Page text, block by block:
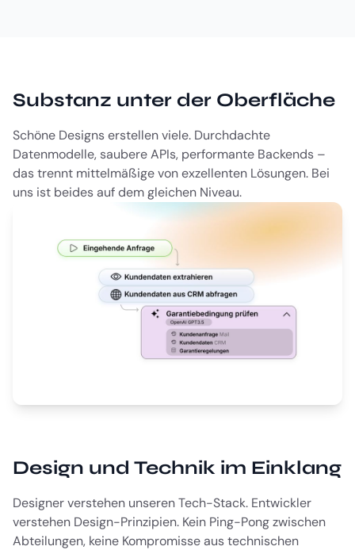
Substanz unter der Oberfläche
Schöne Designs erstellen viele. Durchdachte
Datenmodelle, saubere APIs, performante Backends –
das trennt mittelmäßige von exzellenten Lösungen. Bei
uns ist beides auf dem gleichen Niveau.
Design und Technik im Einklang
Designer verstehen unseren Tech-Stack. Entwickler
verstehen Design-Prinzipien. Kein Ping-Pong zwischen
Abteilungen, keine Kompromisse aus technischen